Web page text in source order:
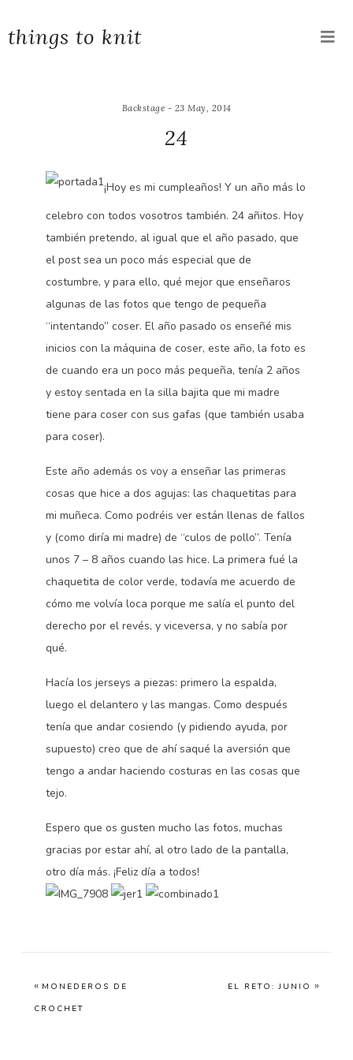
things to knit
Backstage - 23 May, 2014
24
¡Hoy es mi cumpleaños! Y un año más lo
celebro con todos vosotros también. 24 añitos. Hoy
también pretendo, al igual que el año pasado, que
el post sea un poco más especial que de
costumbre, y para ello, qué mejor que enseñaros
algunas de las fotos que tengo de pequeña
“intentando” coser. El año pasado os enseñé mis
inicios con la máquina de coser, este año, la foto es
de cuando era un poco más pequeña, tenía 2 años
y estoy sentada en la silla bajita que mi madre
tiene para coser con sus gafas (que también usaba
para coser).
Este año además os voy a enseñar las primeras
cosas que hice a dos agujas: las chaquetitas para
mi muñeca. Como podréis ver están llenas de fallos
y (como diría mi madre) de “culos de pollo”. Tenía
unos 7 – 8 años cuando las hice. La primera fué la
chaquetita de color verde, todavía me acuerdo de
cómo me volvía loca porque me salía el punto del
derecho por el revés, y viceversa, y no sabía por
qué.
Hacía los jerseys a piezas: primero la espalda,
luego el delantero y las mangas. Como después
tenía que andar cosiendo (y pidiendo ayuda, por
supuesto) creo que de ahí saqué la aversión que
tengo a andar haciendo costuras en las cosas que
tejo.
Espero que os gusten mucho las fotos, muchas
gracias por estar ahí, al otro lado de la pantalla,
otro día más. ¡Feliz día a todos!
« MONEDEROS DE
CROCHET
EL RETO: JUNIO »